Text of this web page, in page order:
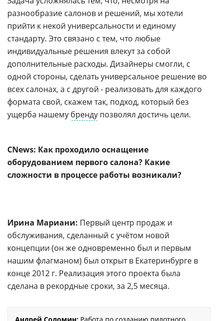
разнообразие салонов и решений, мы хотели
прийти к некой универсальности и единому
стандарту. Это связано с тем, что любые
индивидуальные решения влекут за собой
дополнительные расходы. Дизайнеры смогли, с
одной стороны, сделать универсальное решение во
всех салонах, а с другой - реализовать для каждого
формата свой, скажем так, подход, который без
ущерба нашему бренду позволял достичь цели.
CNews: Как проходило оснащение
оборудованием первого салона? Какие
сложности в процессе работы возникали?
Ирина Мариани: Первый центр продаж и
обслуживания, сделанный с учётом новой
концепции (он же одновременно был и первым
нашим флагманом) был открыт в Екатеринбурге в
конце 2012 г. Реализация этого проекта была
сделана в рекордные сроки, за 2,5 месяца.